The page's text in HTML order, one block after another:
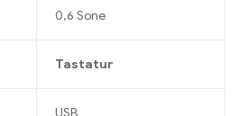
0,6 Sone
Tastatur
USB